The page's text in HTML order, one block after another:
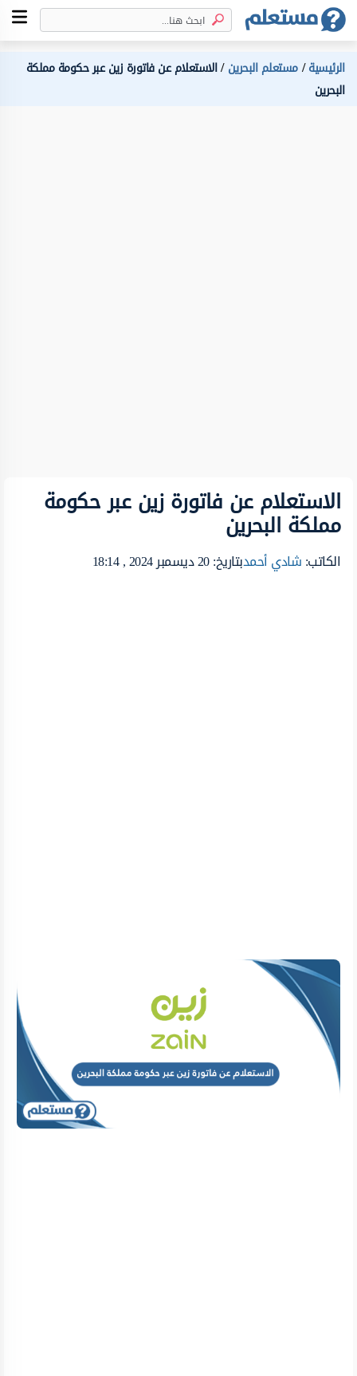
الرئيسية مستعلم البحرين الاستعلام عن فاتورة زين عبر حكومة مملكة
البحرين
الاستعلام عن فاتورة زين عبر حكومة
مملكة البحرين
الكاتب:شادي أحمدبتاريخ: 20 ديسمبر 2024 , 18:14